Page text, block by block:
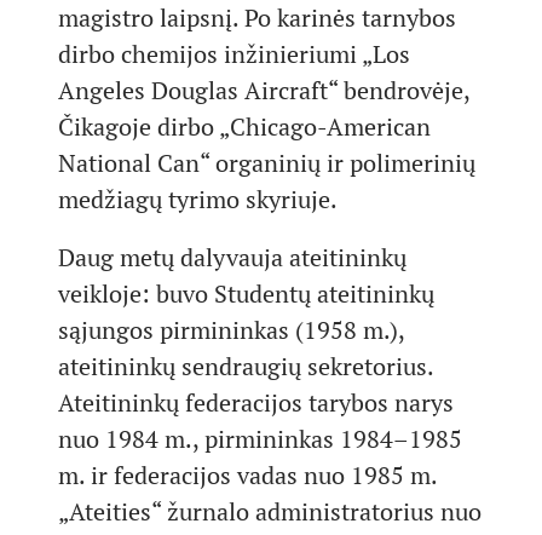
magistro laipsnį. Po karinės tarnybos
dirbo chemijos inžinieriumi „Los
Angeles Douglas Aircraft“ bendrovėje,
Čikagoje dirbo „Chicago-American
National Can“ organinių ir polimerinių
medžiagų tyrimo skyriuje.
Daug metų dalyvauja ateitininkų
veikloje: buvo Studentų ateitininkų
sąjungos pirmininkas (1958 m.),
ateitininkų sendraugių sekretorius.
Ateitininkų federacijos tarybos narys
nuo 1984 m., pirmininkas 1984–1985
m. ir federacijos vadas nuo 1985 m.
„Ateities“ žurnalo administratorius nuo